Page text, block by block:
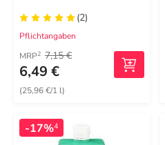
(2)
Pflichtangaben
MRP2 7,15 €
6,49 €
(25,96 €/1 l)
-17%4